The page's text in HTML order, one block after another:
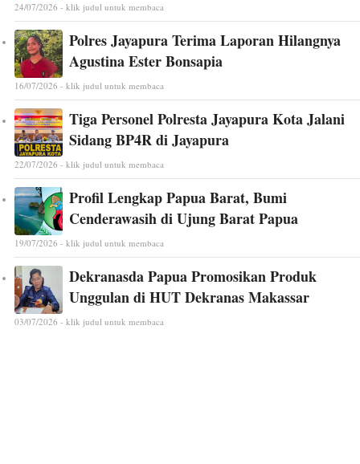
24/07/2026 - klik judul untuk membaca
Polres Jayapura Terima Laporan Hilangnya
Agustina Ester Bonsapia
16/07/2026 - klik judul untuk membaca
Tiga Personel Polresta Jayapura Kota Jalani
Sidang BP4R di Jayapura
22/07/2026 - klik judul untuk membaca
Profil Lengkap Papua Barat, Bumi
Cenderawasih di Ujung Barat Papua
19/07/2026 - klik judul untuk membaca
Dekranasda Papua Promosikan Produk
Unggulan di HUT Dekranas Makassar
03/07/2026 - klik judul untuk membaca